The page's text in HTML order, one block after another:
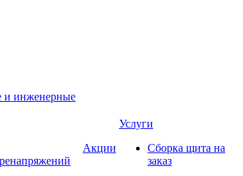
и инженерные
Акции
Услуги
Сборка щита на
заказ